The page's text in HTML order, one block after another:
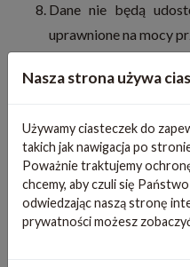
Nasza strona używa
Używamy ciasteczek do
takich jak nawigacja po
Poważnie traktujemy
chcemy, aby czuli się
odwiedzając naszą stronę
prywatności możesz
Dane nie będą
uprawnione na mocy
trzeciego/organizacji
przechowywanym
fizycznej,
ich przypadkowym
przypadkową
ujawnieniem,